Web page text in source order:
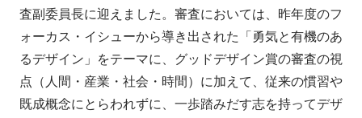
査副委員長に迎えました。審査においては、昨年度のフ
ォーカス・イシューから導き出された「勇気と有機のあ
るデザイン」をテーマに、グッドデザイン賞の審査の視
点（人間・産業・社会・時間）に加えて、従来の慣習や
既成概念にとらわれずに、一歩踏みだす志を持ってデザ